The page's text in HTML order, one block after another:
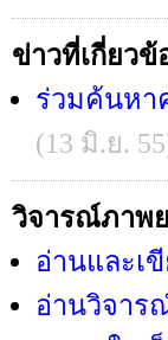
ข่าวที่เกี่ยวข้
ร่วมค้นหา
(13 มิ.ย.
วิจารณ์ภาพ
อ่านและเ
อ่านวิจาร